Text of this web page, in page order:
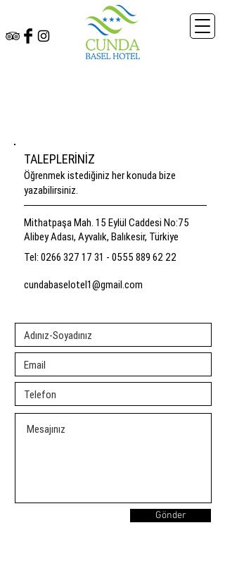
TALEPLERİNİZ
Öğrenmek istediğiniz her konuda bize
yazabilirsiniz.
Mithatpaşa Mah. 15 Eylül Caddesi No:75
Alibey Adası, Ayvalık, Balıkesir, Türkiye
Tel: 0266 327 17 31 - 0555 889 62 22
cundabaselotel1@gmail.com
Gönder